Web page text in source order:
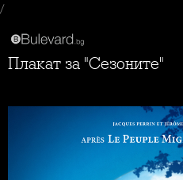
/
Плакат за "Сезоните"